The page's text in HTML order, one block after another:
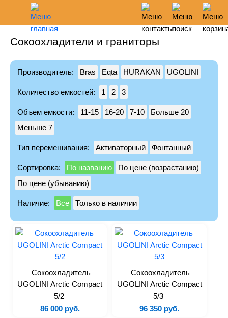
Режим работы
Москва: ул Кржижановского 2/21
+7 (495) 946-90-61
Санкт-Петербург: ул Карпатская 16
+7 (812) 240-17-29
Email:info@polarfrio.com
Заказать обратный звонок
Главное меню
О нас
Доставка и оплата
Сервис
Акции
Статьи
Новости
Все бренды
Контакты
Холодильное
Холодильные шкафы
Лари
Сплит-системы
Холодильные камеры
Холодильные столы
Сокоохладители и граниторы
Производитель: Bras Eqta HURAKAN UGOLINI
Количество емкостей: 1 2 3
Объем емкости: 11-15 16-20 7-10
Больше 20
Меньше 7
Тип перемешивания: Активаторный Фонтанный
Сортировка: По названию
По цене (возрастанию)
По цене (убыванию)
Наличие: Все Только в наличии
Сокоохладитель
UGOLINI Arctic Compact
5/2
86 000 руб.
Сокоохладитель
UGOLINI Arctic Compact
5/3
96 350 руб.